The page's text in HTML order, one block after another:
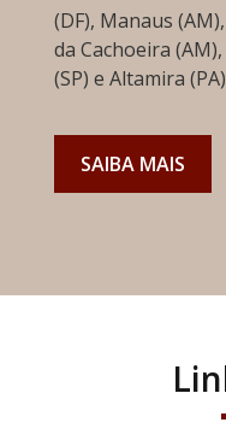
(DF), Manaus
da Cachoeira
(SP) e Altamira
SAIBA MAIS